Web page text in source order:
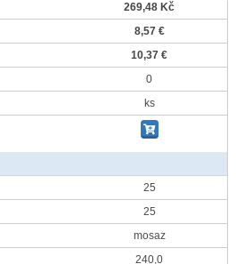
269,48 Kč
8,57 €
10,37 €
0
ks
25
25
mosaz
240,0